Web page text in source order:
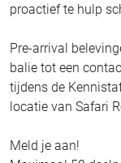
proactief te hulp
Pre-arrival
balie tot een
tijdens de
locatie van Safari
Meld je aan!